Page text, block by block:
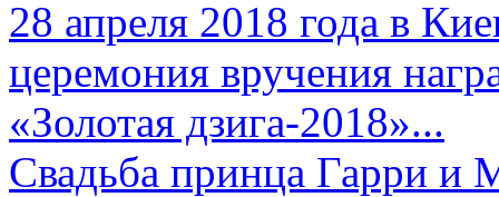
28 апреля 2018 года в
церемония вручения
«Золотая дзига-2018»...
Свадьба принца Гарри и